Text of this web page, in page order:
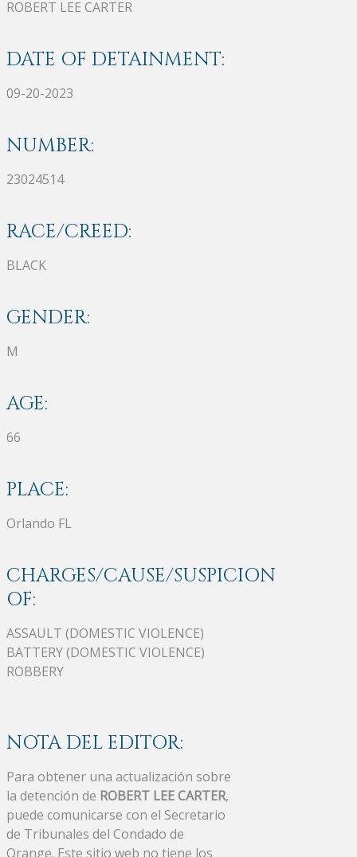
ROBERT LEE CARTER
DATE OF DETAINMENT:
09-20-2023
NUMBER:
23024514
RACE/CREED:
BLACK
GENDER:
M
AGE:
66
PLACE:
Orlando FL
CHARGES/CAUSE/SUSPICION
OF:
ASSAULT (DOMESTIC VIOLENCE)
BATTERY (DOMESTIC VIOLENCE)
ROBBERY
NOTA DEL EDITOR:
Para obtener una actualización sobre
la detención de ROBERT LEE CARTER,
puede comunicarse con el Secretario
de Tribunales del Condado de
Orange. Este sitio web no tiene los